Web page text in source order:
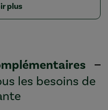
plus
les besoins de